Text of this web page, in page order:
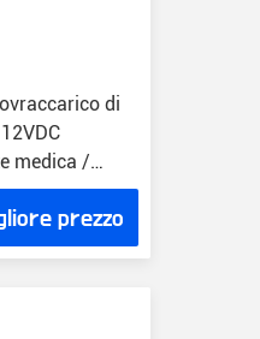
di
medica /
12v
prezzo